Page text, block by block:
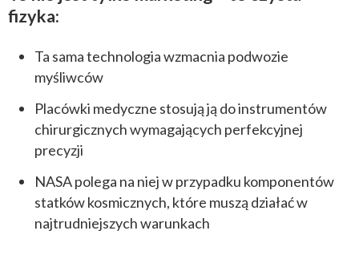
fizyka:
Ta sama technologia wzmacnia podwozie
myśliwców
Placówki medyczne stosują ją do instrumentów
chirurgicznych wymagających perfekcyjnej
precyzji
NASA polega na niej w przypadku komponentów
statków kosmicznych, które muszą działać w
najtrudniejszych warunkach